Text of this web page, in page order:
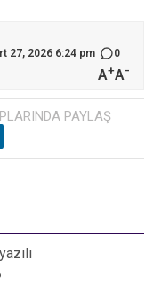
27, 2026 6:24 pm
0
A+A-
PAYLAŞ